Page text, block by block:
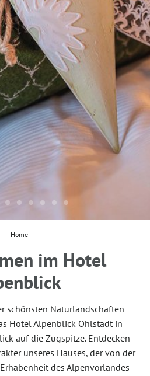
Home
im Hotel
schönsten Naturlandschaften
Hotel Alpenblick Ohlstadt in
auf die Zugspitze. Entdecken
unseres Hauses, der von der
des Alpenvorlandes